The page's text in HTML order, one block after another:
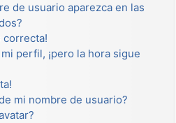
de usuario aparezca en las
correcta!
perfil, ¡pero la hora sigue
mi nombre de usuario?